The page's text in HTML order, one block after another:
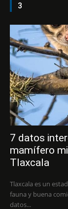
3
7 datos
mamífero
Tlaxcala
Tlaxcala es un
fauna y buena
datos...